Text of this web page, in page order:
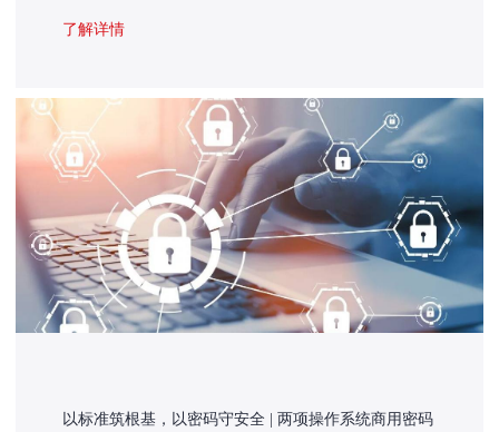
高的要求。作为数字世界的“身份底座”与“安全
了解详情
以标准筑根基，以密码守安全 | 两项操作系统商用密码